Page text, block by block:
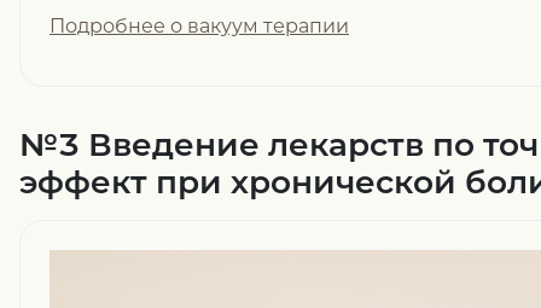
Подробнее о вакуум терапии
№3 Введение лекарств по
эффект при хронической